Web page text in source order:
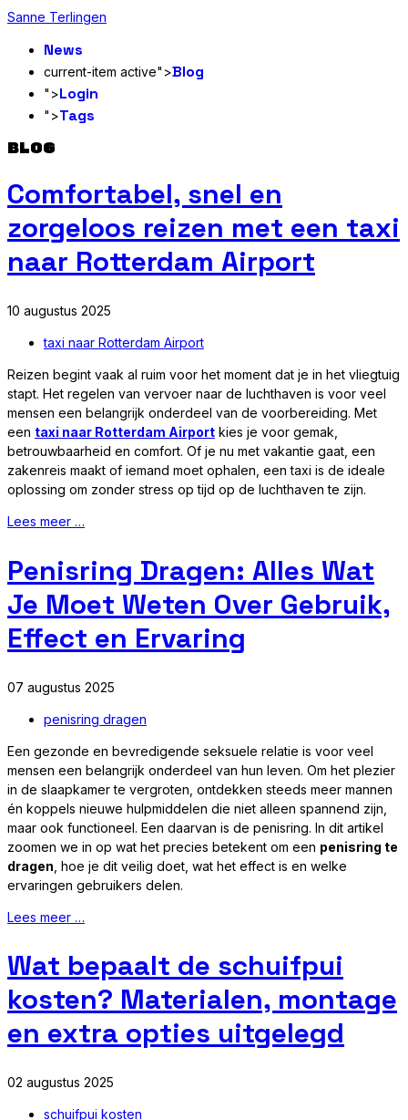
Sanne Terlingen
News
current-item active">Blog
">Login
">Tags
BLOG
Comfortabel, snel en
zorgeloos reizen met een taxi
naar Rotterdam Airport
10 augustus 2025
taxi naar Rotterdam Airport
Reizen begint vaak al ruim voor het moment dat je in het vliegtuig
stapt. Het regelen van vervoer naar de luchthaven is voor veel
mensen een belangrijk onderdeel van de voorbereiding. Met
een taxi naar Rotterdam Airport kies je voor gemak,
betrouwbaarheid en comfort. Of je nu met vakantie gaat, een
zakenreis maakt of iemand moet ophalen, een taxi is de ideale
oplossing om zonder stress op tijd op de luchthaven te zijn.
Lees meer …
Penisring Dragen: Alles Wat
Je Moet Weten Over Gebruik,
Effect en Ervaring
07 augustus 2025
penisring dragen
Een gezonde en bevredigende seksuele relatie is voor veel
mensen een belangrijk onderdeel van hun leven. Om het plezier
in de slaapkamer te vergroten, ontdekken steeds meer mannen
én koppels nieuwe hulpmiddelen die niet alleen spannend zijn,
maar ook functioneel. Een daarvan is de penisring. In dit artikel
zoomen we in op wat het precies betekent om een penisring te
dragen , hoe je dit veilig doet, wat het effect is en welke
ervaringen gebruikers delen.
Lees meer …
Wat bepaalt de schuifpui
kosten? Materialen, montage
en extra opties uitgelegd
02 augustus 2025
schuifpui kosten